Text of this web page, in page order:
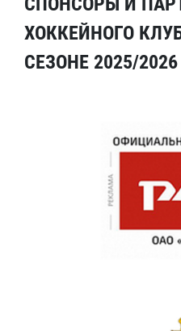
ХОККЕЙНОГО
СЕЗОНЕ 2025/2026